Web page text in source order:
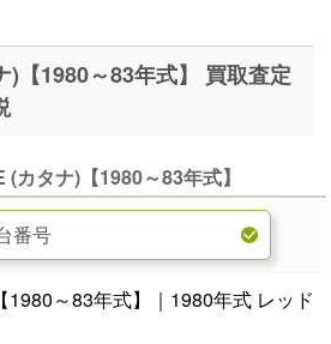
～83年式】 買取査定
(カタナ)【1980～83年式】